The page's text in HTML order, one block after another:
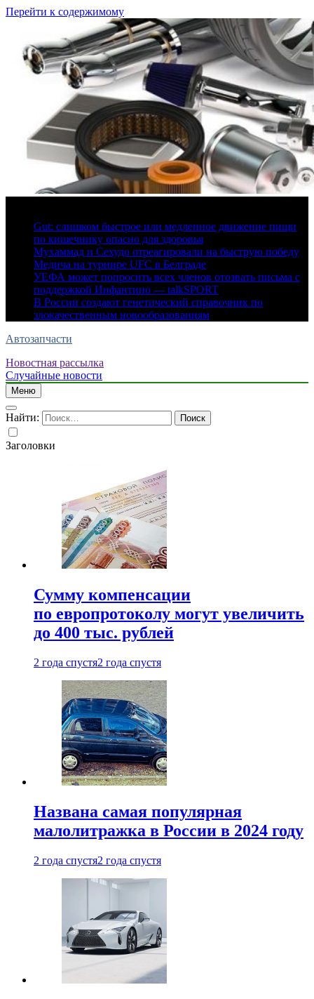
Перейти к содержимому
Gut: слишком быстрое или медленное движение пищи
по кишечнику опасно для здоровья
Мухаммад и Сехудо отреагировали на быструю победу
Медича на турнире UFC в Белграде
УЕФА может попросить всех членов отозвать письма с
поддержкой Инфантино — talkSPORT
В России создают генетический справочник по
злокачественным новообразованиям
Автозапчасти
Новостная рассылка
Случайные новости
Меню
Найти:
Заголовки
Сумму компенсации
по европротоколу могут увеличить
до 400 тыс. рублей
2 года спустя2 года спустя
Названа самая популярная
малолитражка в России в 2024 году
2 года спустя2 года спустя